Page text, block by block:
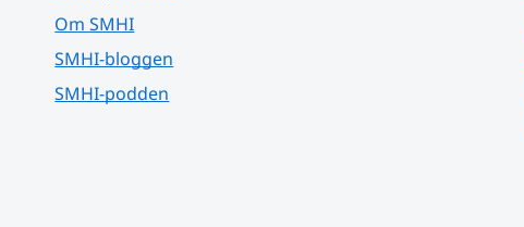
Om SMHI
SMHI-bloggen
SMHI-podden